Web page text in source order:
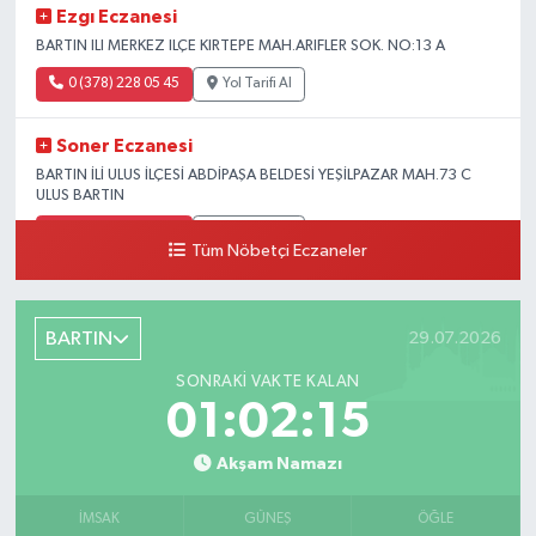
Ezgı Eczanesi
BARTIN ILI MERKEZ ILÇE KIRTEPE MAH.ARIFLER SOK. NO:13 A
0 (378) 228 05 45 Yol Tarifi Al
Soner Eczanesi
BARTIN İLİ ULUS İLÇESİ ABDİPAŞA BELDESİ YEŞİLPAZAR MAH.73 C
ULUS BARTIN
0 (378) 315 19 99
Umut Eczanesi
BARTIN ILI ULUS ILÇESI UGURMUMCU SOK.NO:6 A
Tüm Nöbetçi Eczaneler
BARTIN 29.07.2026
SONRAKI VAKTE KALAN
01:02:14
Akşam Namazı
İMSAK GÜNEŞ ÖĞLE